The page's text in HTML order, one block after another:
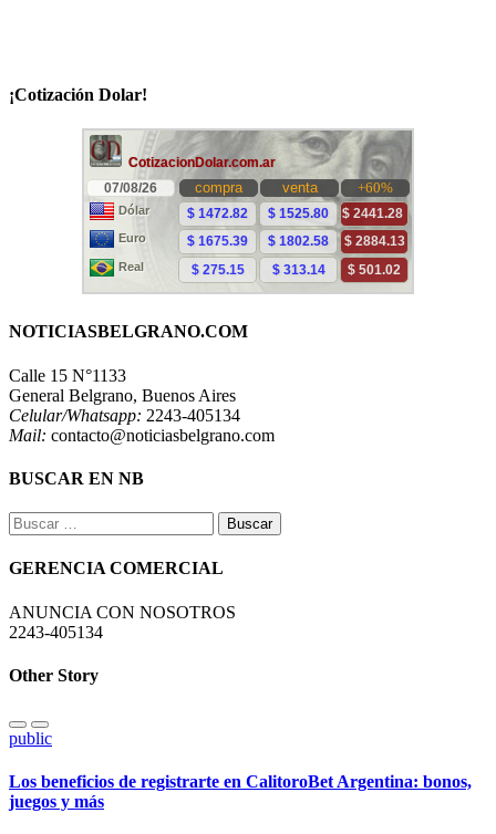
¡Cotización Dolar!
NOTICIASBELGRANO.COM
Calle 15 N°1133
General Belgrano, Buenos Aires
Celular/Whatsapp: 2243-405134
Mail: contacto@noticiasbelgrano.com
BUSCAR EN NB
Buscar:
GERENCIA COMERCIAL
ANUNCIA CON NOSOTROS
2243-405134
Other Story
public
Los beneficios de registrarte en CalitoroBet Argentina: bonos,
juegos y más